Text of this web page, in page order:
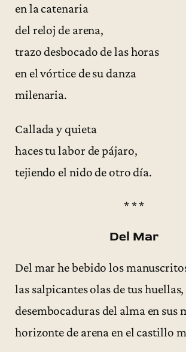
en la catenaria
del reloj de arena,
trazo desbocado de las horas
en el vórtice de su danza
milenaria.
Callada y quieta
haces tu labor de pájaro,
tejiendo el nido de otro día.
* * *
Del Mar
Del mar he bebido los
las salpicantes olas de tus huellas,
desembocaduras del alma en sus
horizonte de arena en el castillo